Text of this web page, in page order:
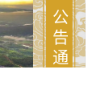
公告通知